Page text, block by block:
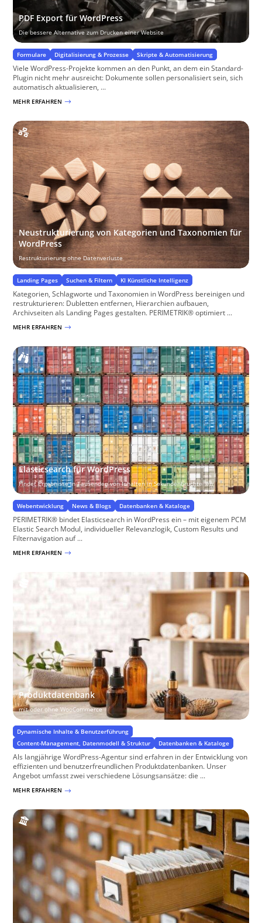
PDF Export für WordPress
Die bessere Alternative zum Drucken einer Website
Formulare Digitalisierung & Prozesse Skripte & Automatisierung
Viele WordPress-Projekte kommen an den Punkt, an dem ein Standard-
Plugin nicht mehr ausreicht: Dokumente sollen personalisiert sein, sich
automatisch aktualisieren, ...
MEHR ERFAHREN $
Neustrukturierung von Kategorien und Taxonomien für
WordPress
Restrukturierung ohne Datenverluste
Landing Pages Suchen & Filtern KI Künstliche Intelligenz
Kategorien, Schlagworte und Taxonomien in WordPress bereinigen und
restrukturieren: Dubletten entfernen, Hierarchien aufbauen,
Archivseiten als Landing Pages gestalten. PERIMETRIK® optimiert ...
MEHR ERFAHREN $
Elasticsearch für WordPress
Findet Ergebnisse in Tausenden von Inhalten in Sekundenbruchteilen
Webentwicklung News & Blogs Datenbanken & Kataloge
PERIMETRIK® bindet Elasticsearch in WordPress ein – mit eigenem PCM
Elastic Search Modul, individueller Relevanzlogik, Custom Results und
Filternavigation auf ...
MEHR ERFAHREN $
Produktdatenbank
mit oder ohne WooCommerce
Dynamische Inhalte & Benutzerführung
Content-Management, Datenmodell & Struktur
Datenbanken & Kataloge
Als langjährige WordPress-Agentur sind erfahren in der Entwicklung von
effizienten und benutzerfreundlichen Produktdatenbanken. Unser
Angebot umfasst zwei verschiedene Lösungsansätze: die ...
MEHR ERFAHREN $